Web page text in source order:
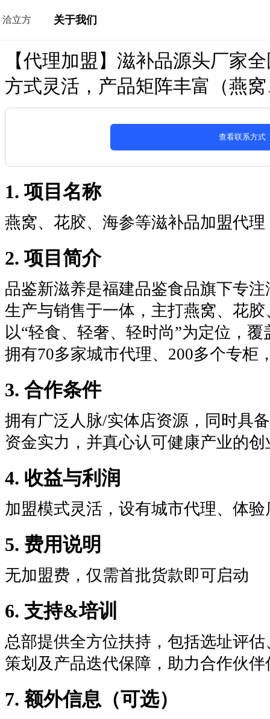
洽立方 关于我们
【代理加盟】滋补品源头厂家
方式灵活，产品矩阵丰富（燕
查看联系方式
1. 项目名称
燕窝、花胶、海参等滋补品加盟代理
2. 项目简介
品鉴新滋养是福建品鉴食品旗下专
生产与销售于一体，主打燕窝、花
以“轻食、轻奢、轻时尚”为定位，
拥有70多家城市代理、200多个专柜
3. 合作条件
拥有广泛人脉/实体店资源，同时具
资金实力，并真心认可健康产业的创
4. 收益与利润
加盟模式灵活，设有城市代理、体
5. 费用说明
无加盟费，仅需首批货款即可启动
6. 支持&培训
总部提供全方位扶持，包括选址评
策划及产品迭代保障，助力合作伙
7. 额外信息（可选）